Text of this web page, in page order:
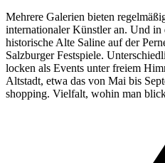
Mehrere Galerien bieten
internationaler Künstler an. Und
historische Alte Saline auf der
Salzburger Festspiele.
locken als Events unter freiem
Altstadt, etwa das von Mai bis
shopping. Vielfalt, wohin man